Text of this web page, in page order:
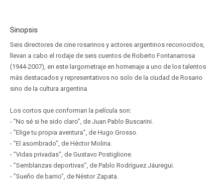
Sinopsis
Seis directores de cine rosarinos y actores argentinos reconocidos,
llevan a cabo el rodaje de seis cuentos de Roberto Fontanarrosa
(1944-2007), en este largometraje en homenaje a uno de los talentos
más destacados y representativos no solo de la ciudad de Rosario
sino de la cultura argentina.
Los cortos que conforman la película son:
- "No sé si he sido claro", de Juan Pablo Buscarini.
- "Elige tu propia aventura", de Hugo Grosso.
- "El asombrado", de Héctor Molina.
- "Vidas privadas", de Gustavo Postiglione.
- "Semblanzas deportivas", de Pablo Rodríguez Jáuregui.
- "Sueño de barrio", de Néstor Zapata.